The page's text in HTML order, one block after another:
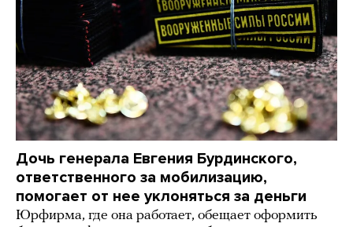
Дочь генерала Евгения Бурдинского,
ответственного за мобилизацию,
помогает от нее уклоняться за деньги
Юрфирма, где она работает, обещает оформить